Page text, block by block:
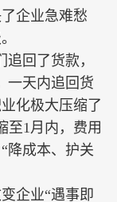
企业急难愁
回了货款，
一天内追回货
化极大压缩了
至1月内，费用
降成本、护关
企业“遇事即